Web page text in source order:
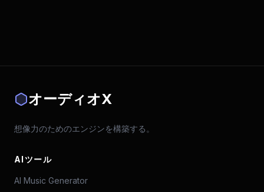
オーディオX
想像力のためのエンジンを構築する。
AIツール
AI Music Generator